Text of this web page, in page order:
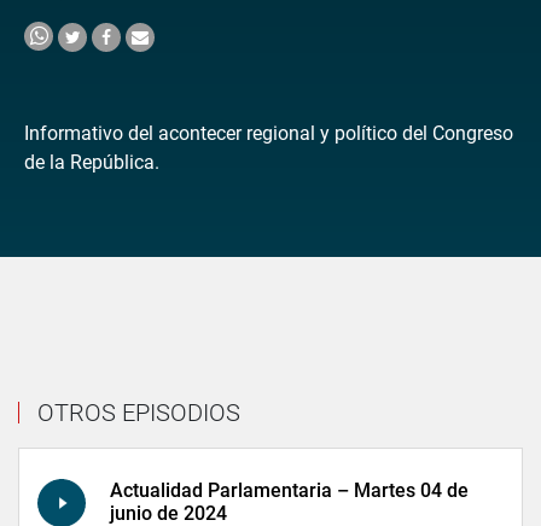
Informativo del acontecer regional y político del Congreso
de la República.
OTROS EPISODIOS
Actualidad Parlamentaria – Martes 04 de
junio de 2024